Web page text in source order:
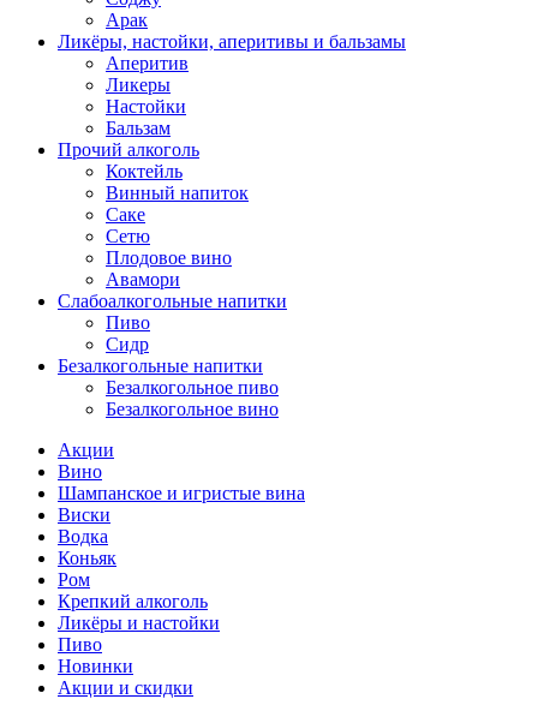
Арак
Ликёры, настойки, аперитивы и бальзамы
Аперитив
Ликеры
Настойки
Бальзам
Прочий алкоголь
Коктейль
Винный напиток
Саке
Сетю
Плодовое вино
Авамори
Слабоалкогольные напитки
Пиво
Сидр
Безалкогольные напитки
Безалкогольное пиво
Безалкогольное вино
Акции
Вино
Шампанское и игристые вина
Виски
Водка
Коньяк
Ром
Крепкий алкоголь
Ликёры и настойки
Пиво
Новинки
Акции и скидки